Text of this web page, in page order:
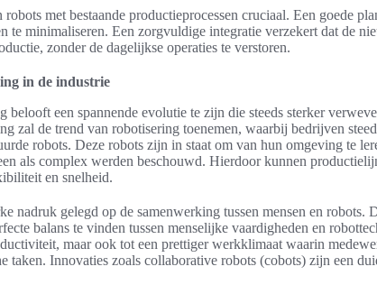
robots met bestaande productieprocessen cruciaal. Een goede
te minimaliseren. Een zorgvuldige integratie verzekert dat de
zonder de dagelijkse operaties te verstoren.
in de industrie
belooft een spannende evolutie te zijn die steeds sterker
zal de trend van robotisering toenemen, waarbij bedrijven
robots. Deze robots zijn in staat om van hun omgeving te
als complex werden beschouwd. Hierdoor kunnen
en snelheid.
nadruk gelegd op de samenwerking tussen mensen en robots.
balans te vinden tussen menselijke vaardigheden en
maar ook tot een prettiger werkklimaat waarin
taken. Innovaties zoals collaborative robots (cobots) zijn een